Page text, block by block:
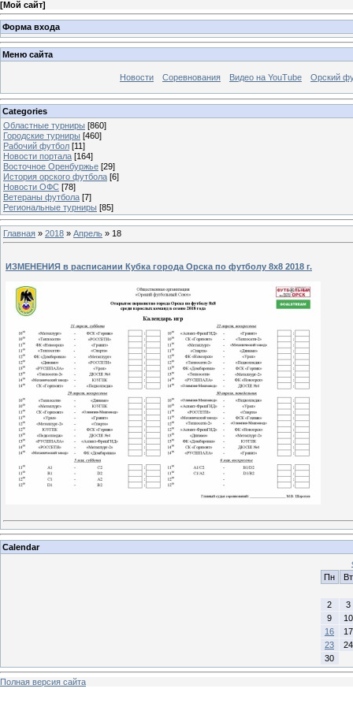
[Мой сайт]
Форма входа
Меню сайта
Новости Соревнования Видео на YouTube Орский
Categories
Областные турниры [860]
Городские турниры [460]
Рабочий футбол [11]
Новости портала [164]
Восточное Оренбуржье [29]
История орского футбола [6]
Новости ОФС [78]
Ветераны футбола [7]
Региональные турниры [85]
Главная » 2018 » Апрель » 18
ИЗМЕНЕНИЯ в расписании Кубка города Орска по футболу 8х8 2018 г.
Calendar
Пн
Вт
2
3
9
10
16
17
23
24
30
Полная версия сайта